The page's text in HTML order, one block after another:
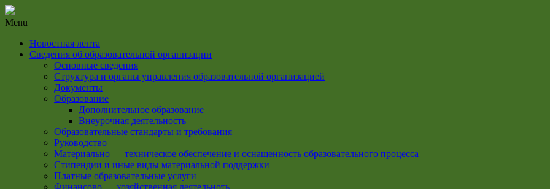
Menu
Новостная лента
Сведения об образовательной организации
Основные сведения
Структура и органы управления образовательной организацией
Документы
Образование
Дополнительное образование
Внеурочная деятельность
Образовательные стандарты и требования
Руководство
Материально — техническое обеспечение и оснащенность образовательного процесса
Стипендии и иные виды материальной поддержки
Платные образовательные услуги
Финансово — хозяйственная деятельноть